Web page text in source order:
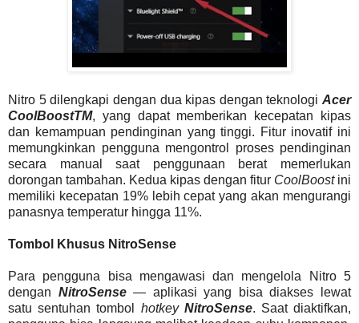
Nitro 5 dilengkapi dengan dua kipas dengan teknologi Acer
CoolBoostTM, yang dapat memberikan kecepatan kipas
dan kemampuan pendinginan yang tinggi. Fitur inovatif ini
memungkinkan pengguna mengontrol proses pendinginan
secara manual saat penggunaan berat memerlukan
dorongan tambahan. Kedua kipas dengan fitur CoolBoostini
memiliki kecepatan 19% lebih cepat yang akan mengurangi
panasnya temperatur hingga 11%.
Tombol Khusus NitroSense
Para pengguna bisa mengawasi dan mengelola Nitro 5
dengan NitroSense— aplikasi yang bisa diakses lewat
satu sentuhan tombol hotkey NitroSense. Saat diaktifkan,